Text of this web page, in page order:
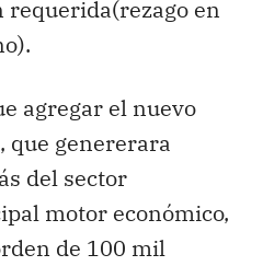
en
agregar el nuevo
que genererara
del sector
motor económico,
de 100 mil